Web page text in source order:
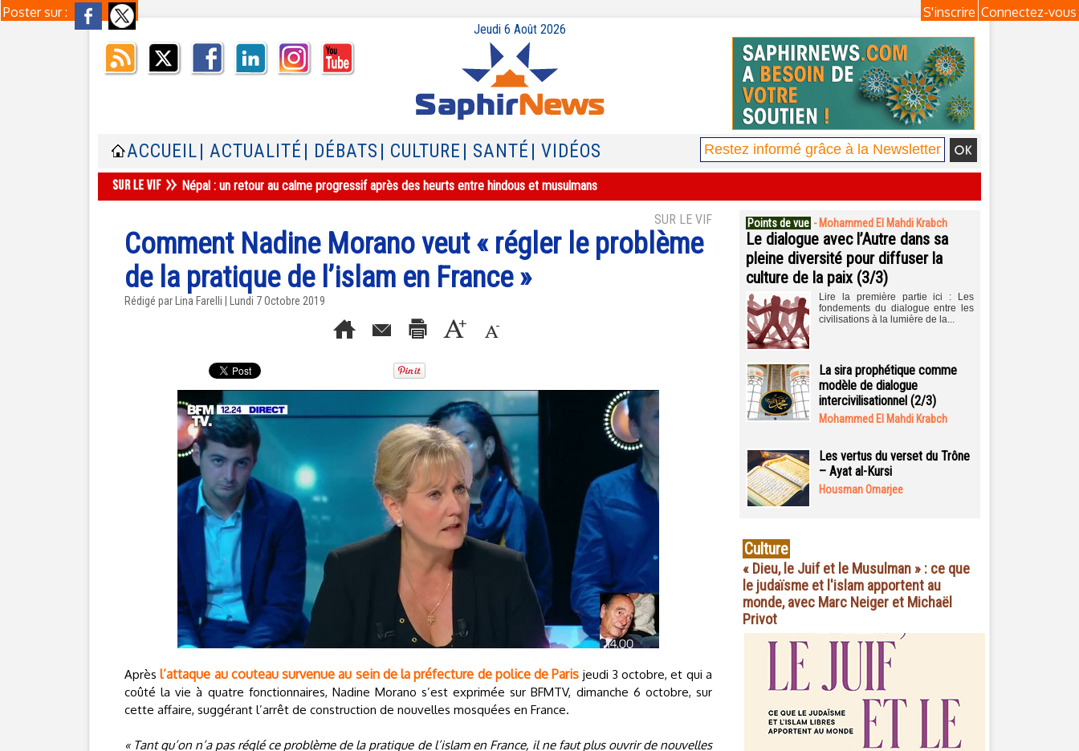
Poster sur : Connectez-vous
S'inscrire
Jeudi 6 Août 2026
ACCUEIL | ACTUALITÉ | DÉBATS | CULTURE | SANTÉ | VIDÉOS
Népal : un retour au calme progressif après des heurts entre hindous et musulmans
SUR LE VIF
Comment Nadine Morano veut « régler le problème
de la pratique de l’islam en France »
Rédigé par Lina Farelli | Lundi 7 Octobre 2019
Aprèsl’attaque au couteau survenue au sein de la préfecture de police de Paris jeudi 3 octobre, et qui a
coûté la vie à quatre fonctionnaires, Nadine Morano s’est exprimée sur BFMTV, dimanche 6 octobre, sur
cette affaire, suggérant l’arrêt de construction de nouvelles mosquées en France.
« Tant qu’on n’a pas réglé ce problème de la pratique de l’islam en France, il ne faut plus ouvrir de nouvelles
Points de vue - Mohammed El Mahdi Krabch
Le dialogue avec l’Autre dans sa
pleine diversité pour diffuser la
culture de la paix (3/3)
Lire la première partie ici : Les
fondements du dialogue entre les
civilisations à la lumière de la...
La sira prophétique comme
modèle de dialogue
intercivilisationnel (2/3)
Mohammed El Mahdi Krabch
Les vertus du verset du Trône
– Ayat al-Kursi
Housman Omarjee
Culture
« Dieu, le Juif et le Musulman » : ce que
le judaïsme et l'islam apportent au
monde, avec Marc Neiger et Michaël
Privot